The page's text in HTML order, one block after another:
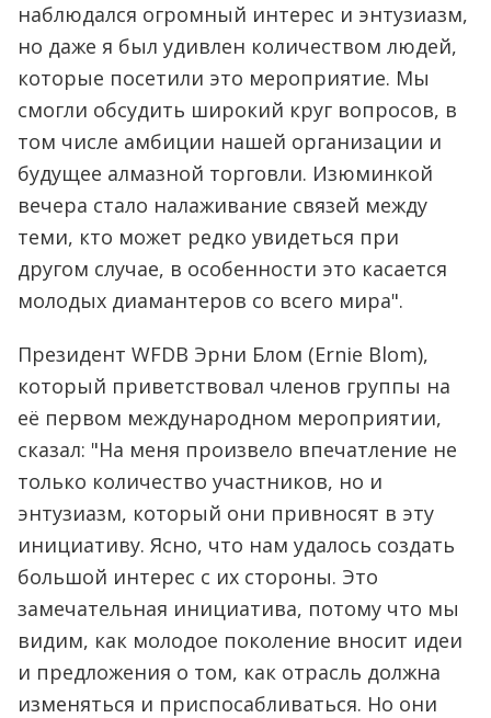
наблюдался огромный интерес и энтузиазм,
но даже я был удивлен количеством людей,
которые посетили это мероприятие. Мы
смогли обсудить широкий круг вопросов, в
том числе амбиции нашей организации и
будущее алмазной торговли. Изюминкой
вечера стало налаживание связей между
теми, кто может редко увидеться при
другом случае, в особенности это касается
молодых диамантеров со всего мира".
Президент WFDB Эрни Блом (Ernie Blom),
который приветствовал членов группы на
её первом международном мероприятии,
сказал: "На меня произвело впечатление не
только количество участников, но и
энтузиазм, который они привносят в эту
инициативу. Ясно, что нам удалось создать
большой интерес с их стороны. Это
замечательная инициатива, потому что мы
видим, как молодое поколение вносит идеи
и предложения о том, как отрасль должна
изменяться и приспосабливаться. Но они